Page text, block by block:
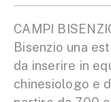
CAMPI
Bisenzio una
da inserire in
chinesiologo e